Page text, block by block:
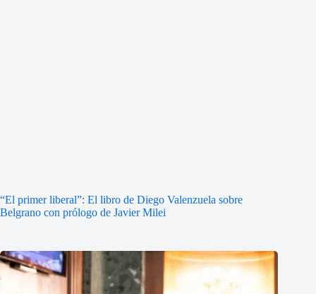
“El primer liberal”: El libro de Diego Valenzuela sobre
Belgrano con prólogo de Javier Milei